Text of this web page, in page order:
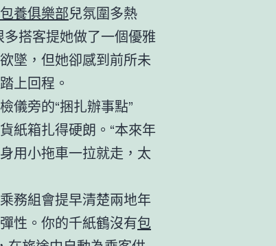
養俱樂部兒氛圍多熱
多搭客提她做了一個優雅
墜，但她卻感到前所未
上回程。
儀旁的“捆扎辦事點”
紙箱扎得硬朗。“本來年
用小拖車一拉就走，太
務組會提早清楚兩地年
性。你的千紙鶴沒有包